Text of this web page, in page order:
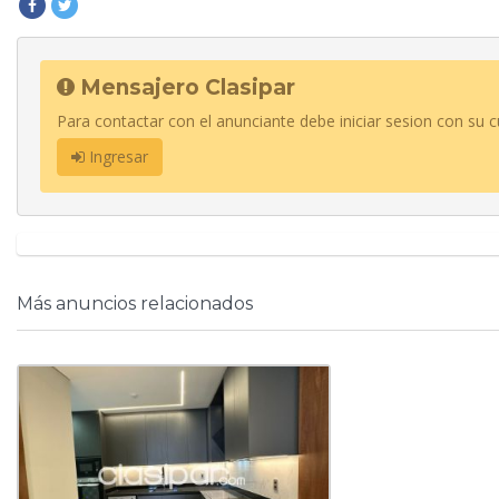
Mensajero Clasipar
Para contactar con el anunciante debe iniciar sesion con su
Ingresar
Más anuncios relacionados